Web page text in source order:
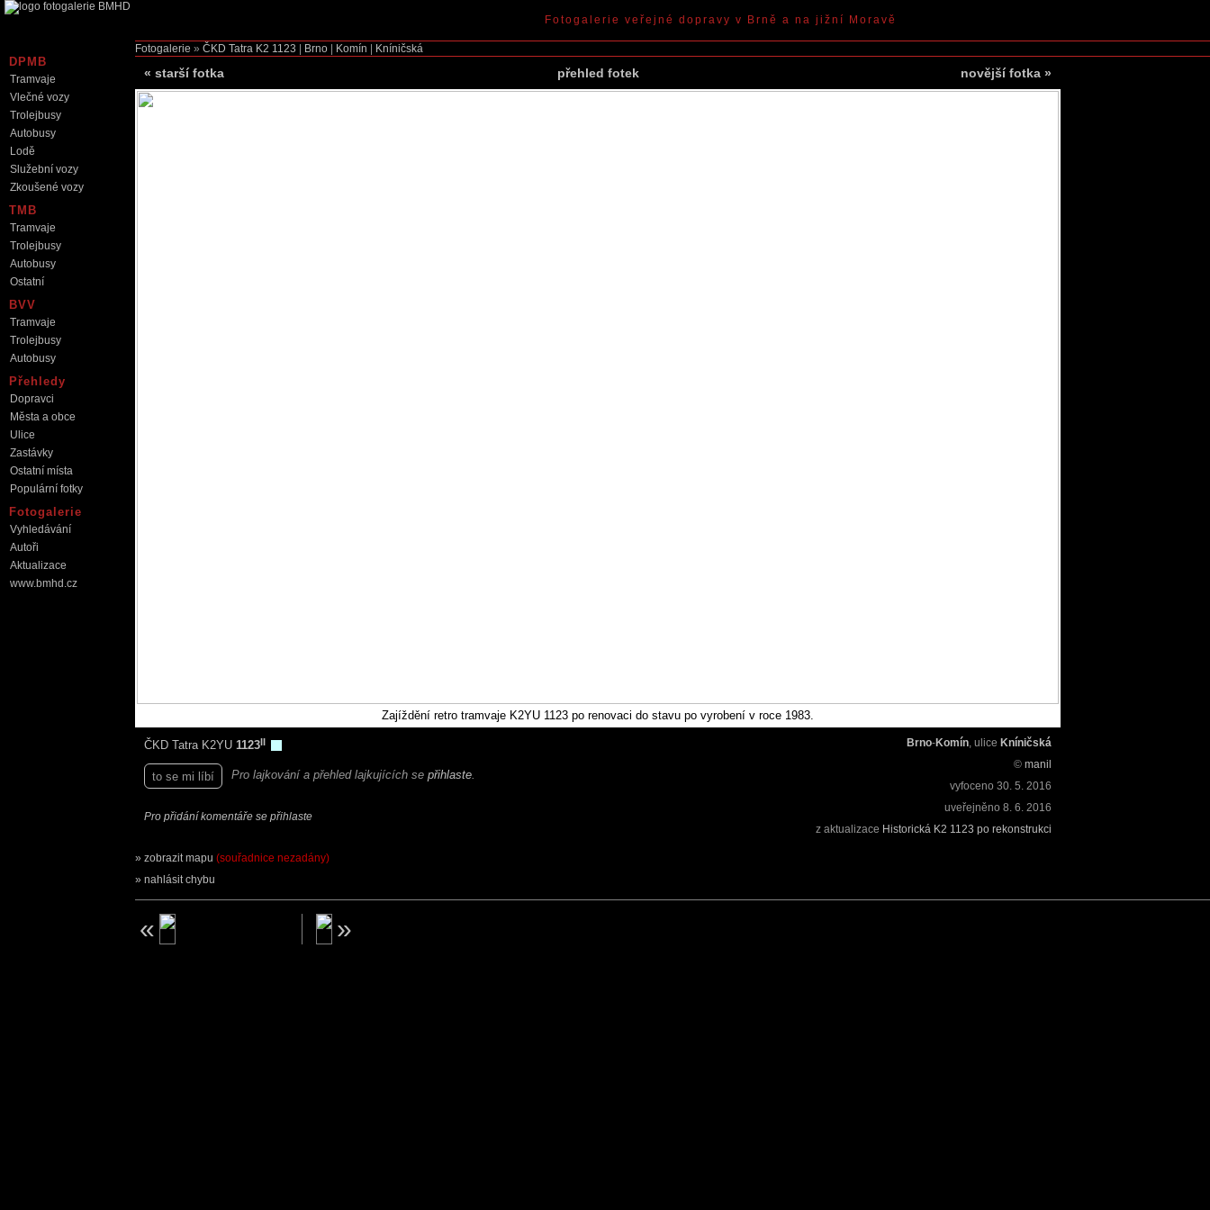
Fotogalerie » ČKD Tatra K2 1123 Brno Komín Kníničská
« starší fotka přehled fotek novější fotka »
Zajíždění retro tramvaje K2YU 1123 po renovaci do stavu po vyrobení v roce 1983.
ČKD Tatra K2YU 1123
to se mi líbí Pro lajkování a přehled lajkujících se přihlaste.
Brno-Komín, ulice Kníničská
© manil
vyfoceno 30. 5. 2016
uveřejněno 8. 6. 2016
z aktualizace Historická K2 1123 po rekonstrukci
Pro přidání komentáře se přihlaste
zobrazit mapu (souřadnice nezadány)
nahlásit chybu
DPMB
Tramvaje
Vlečné vozy
Trolejbusy
Autobusy
Lodě
Služební vozy
Zkoušené vozy
TMB
Tramvaje
Trolejbusy
Autobusy
Ostatní
BVV
Tramvaje
Trolejbusy
Autobusy
Přehledy
Dopravci
Města a obce
Ulice
Zastávky
Ostatní místa
Populární fotky
Fotogalerie
Vyhledávání
Autoři
Aktualizace
www.bmhd.cz
Fotogalerie veřejné dopravy v Brně a na jižní Moravě